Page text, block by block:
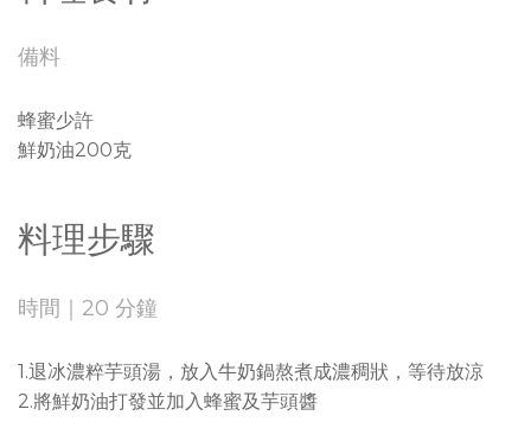
備料
蜂蜜少許
鮮奶油200克
料理步驟
時間｜20 分鐘
1.退冰濃粹芋頭湯，放入牛奶鍋熬煮成濃稠狀，等待放涼
2.將鮮奶油打發並加入蜂蜜及芋頭醬